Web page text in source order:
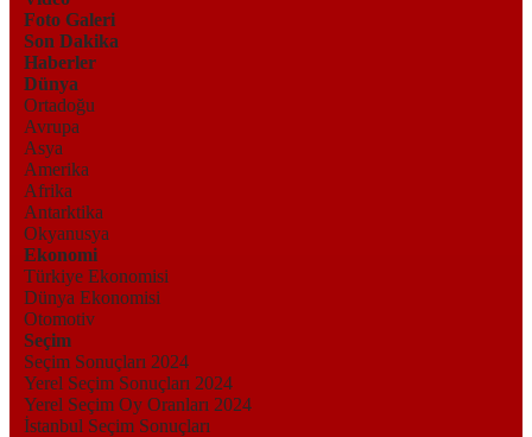
Foto Galeri
Son Dakika
Haberler
Dünya
Ortadoğu
Avrupa
Asya
Amerika
Afrika
Antarktika
Okyanusya
Ekonomi
Türkiye Ekonomisi
Dünya Ekonomisi
Otomotiv
Seçim
Seçim Sonuçları 2024
Yerel Seçim Sonuçları 2024
Yerel Seçim Oy Oranları 2024
İstanbul Seçim Sonuçları